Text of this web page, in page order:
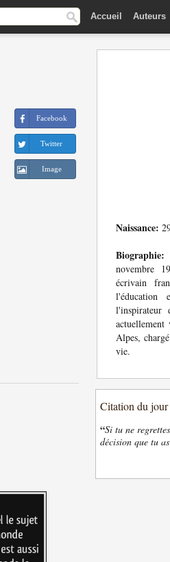
Accueil Auteurs
Facebook
Twitter
Image
Naissance:
Biographie:
novembre
écrivain
l'inspirateur
Alpes,
vie.
Citation du jour
“Si tu ne
décision que tu